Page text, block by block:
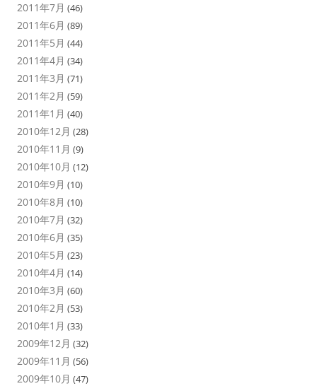
2011年7月 (46)
2011年6月 (89)
2011年5月 (44)
2011年4月 (34)
2011年3月 (71)
2011年2月 (59)
2011年1月 (40)
2010年12月 (28)
2010年11月 (9)
2010年10月 (12)
2010年9月 (10)
2010年8月 (10)
2010年7月 (32)
2010年6月 (35)
2010年5月 (23)
2010年4月 (14)
2010年3月 (60)
2010年2月 (53)
2010年1月 (33)
2009年12月 (32)
2009年11月 (56)
2009年10月 (47)